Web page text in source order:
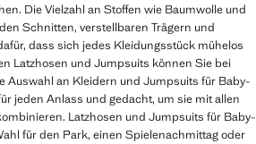
Die Vielzahl an Stoffen wie Baumwolle und
Schnitten, verstellbaren Trägern und
dass sich jedes Kleidungsstück mühelos
Latzhosen und Jumpsuits können Sie bei
Auswahl an Kleidern und Jumpsuits für Baby-
jeden Anlass und gedacht, um sie mit allen
Latzhosen und Jumpsuits für Baby-
für den Park, einen Spielenachmittag oder